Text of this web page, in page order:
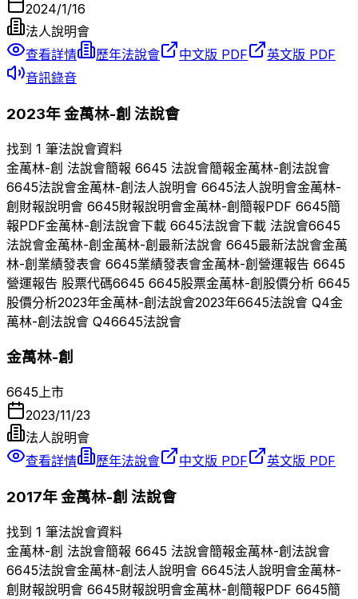
2024/1/16
法人說明會
查看詳情
歷年法說會 中文版 PDF
英文版 PDF
音訊錄音
2023年金萬林-創 法說會
找到 1 筆法說會資料
金萬林-創 法說會簡報 6645 法說會簡報金萬林-創法說會
6645法說會金萬林-創法人說明會 6645法人說明會金萬林-
創財報說明會 6645財報說明會金萬林-創簡報PDF 6645簡
報PDF金萬林-創法說會下載 6645法說會下載 法說會6645
法說會金萬林-創金萬林-創最新法說會 6645最新法說會金萬
林-創業績發表會 6645業績發表會金萬林-創營運報告 6645
營運報告 股票代碼6645 6645股票金萬林-創股價分析 6645
股價分析2023年金萬林-創法說會2023年6645法說會 Q4金
萬林-創法說會 Q46645法說會
金萬林-創
6645上市
2023/11/23
法人說明會
查看詳情
歷年法說會 中文版 PDF 英文版 PDF
2017年金萬林-創 法說會
找到 1 筆法說會資料
金萬林-創 法說會簡報 6645 法說會簡報金萬林-創法說會
6645法說會金萬林-創法人說明會 6645法人說明會金萬林-
創財報說明會 6645財報說明會金萬林-創簡報PDF 6645簡